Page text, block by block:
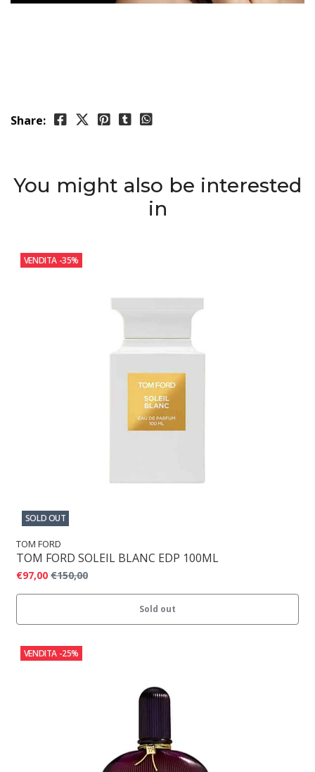
Share:
You might also be interested
in
VENDITA -35%
SOLD OUT
TOM FORD
TOM FORD SOLEIL BLANC EDP 100ML
€97,00 €150,00
Sold out
VENDITA -25%